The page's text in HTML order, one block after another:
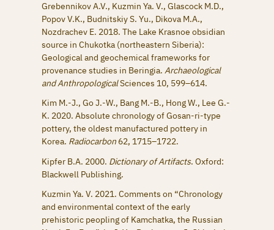
Grebennikov A.V., Kuzmin Ya. V., Glascock M.D.,
Popov V.K., Budnitskiy S. Yu., Dikova M.A.,
Nozdrachev E. 2018. The Lake Krasnoe obsidian
source in Chukotka (northeastern Siberia):
Geological and geochemical frameworks for
provenance studies in Beringia. Archaeological
and AnthropologicalSciences 10, 599–614.
Kim M.-J., Go J.-W., Bang M.-B., Hong W., Lee G.-
K. 2020. Absolute chronology of Gosan-ri-type
pottery, the oldest manufactured pottery in
Korea. Radiocarbon 62, 1715–1722.
Kipfer B.A. 2000. Dictionary of Artifacts. Oxford:
Blackwell Publishing.
Kuzmin Ya. V. 2021. Comments on “Chronology
and environmental context of the early
prehistoric peopling of Kamchatka, the Russian